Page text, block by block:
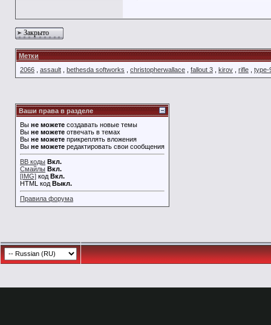
Закрыто
Метки
2066
assault bethesda softworks christopherwallace fallout 3 kirov rifle type-
Ваши права в разделе
Вы не можете создавать новые темы
Вы не можете отвечать в темах
Вы не можете прикреплять вложения
Вы не можете редактировать свои сообщения
BB коды Вкл.
Смайлы Вкл.
[IMG] код Вкл.
HTML код Выкл.
Правила форума